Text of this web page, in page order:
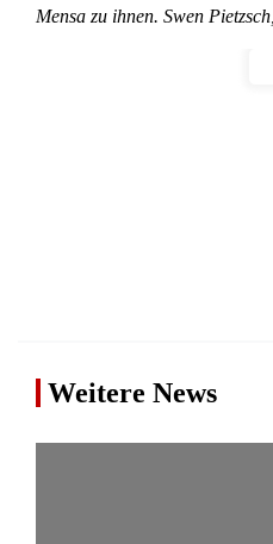
Mensa zu ihnen. Swen
Weitere News